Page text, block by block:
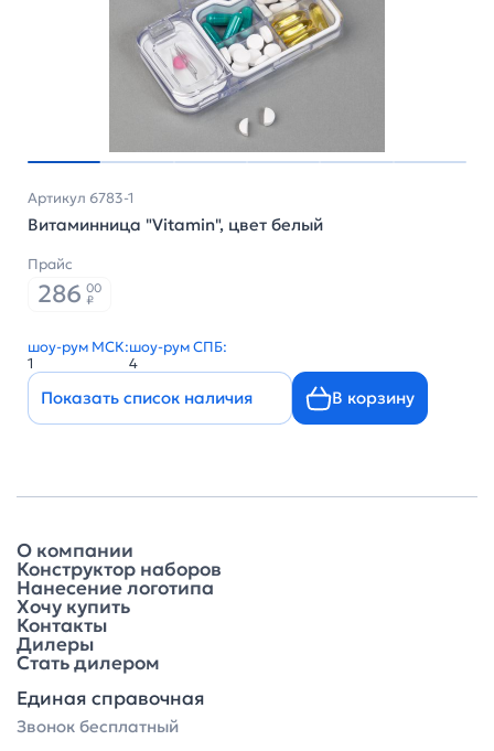
Артикул 6783-1
Витаминница "Vitamin", цвет белый
Прайс
286 00
₽
шоу-рум МСК:
1
шоу-рум СПБ:
4
Показать список наличия В корзину
О компании
Конструктор наборов
Нанесение логотипа
Хочу купить
Контакты
Дилеры
Стать дилером
Единая справочная
Звонок бесплатный